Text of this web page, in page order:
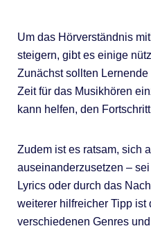
Um das Hörverständnis
steigern, gibt es einige
Zunächst sollten
Zeit für das Musikhören
kann helfen, den
Zudem ist es ratsam, sich
auseinanderzusetzen –
Lyrics oder durch das
weiterer hilfreicher Tipp ist
verschiedenen Genres